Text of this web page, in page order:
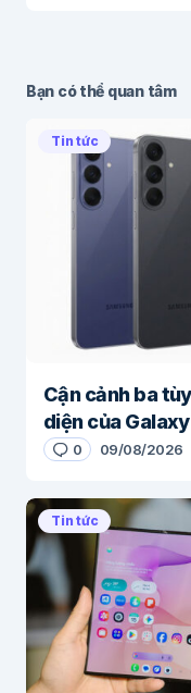
Bạn có thể quan tâm
Tin tức
Cận cảnh ba
diện của Galaxy
0 09/08/2026
Tin tức